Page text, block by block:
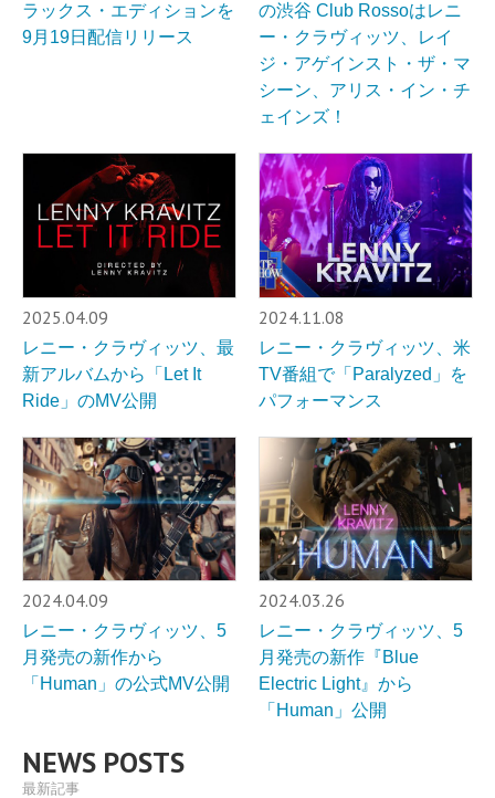
ラックス・エディションを
9月19日配信リリース
の渋谷 Club Rossoはレニ
ー・クラヴィッツ、レイ
ジ・アゲインスト・ザ・マ
シーン、アリス・イン・チ
ェインズ！
2025.04.09
レニー・クラヴィッツ、最
新アルバムから「Let It
Ride」のMV公開
2024.11.08
レニー・クラヴィッツ、米
TV番組で「Paralyzed」を
パフォーマンス
2024.04.09
レニー・クラヴィッツ、5
月発売の新作から
「Human」の公式MV公開
2024.03.26
レニー・クラヴィッツ、5
月発売の新作『Blue
Electric Light』から
「Human」公開
NEWS POSTS
最新記事